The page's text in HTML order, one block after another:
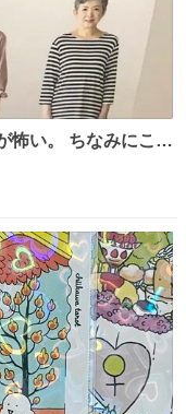
している会社のポ